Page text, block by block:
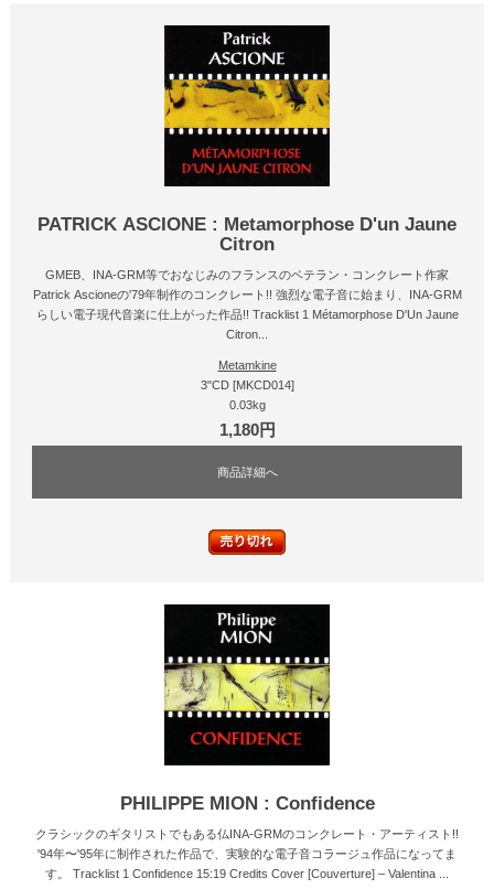
PATRICK ASCIONE : Metamorphose D'un Jaune
Citron
GMEB、INA-GRM等でおなじみのフランスのベテラン・コンクレート作家
Patrick Ascioneの'79年制作のコンクレート!! 強烈な電子音に始まり、INA-GRM
らしい電子現代音楽に仕上がった作品!! Tracklist 1 Métamorphose D'Un Jaune
Citron...
Metamkine
3"CD [MKCD014]
0.03kg
1,180円
商品詳細へ
PHILIPPE MION : Confidence
クラシックのギタリストでもある仏INA-GRMのコンクレート・アーティスト!!
'94年〜'95年に制作された作品で、実験的な電子音コラージュ作品になってま
す。 Tracklist 1 Confidence 15:19 Credits Cover [Couverture] – Valentina ...